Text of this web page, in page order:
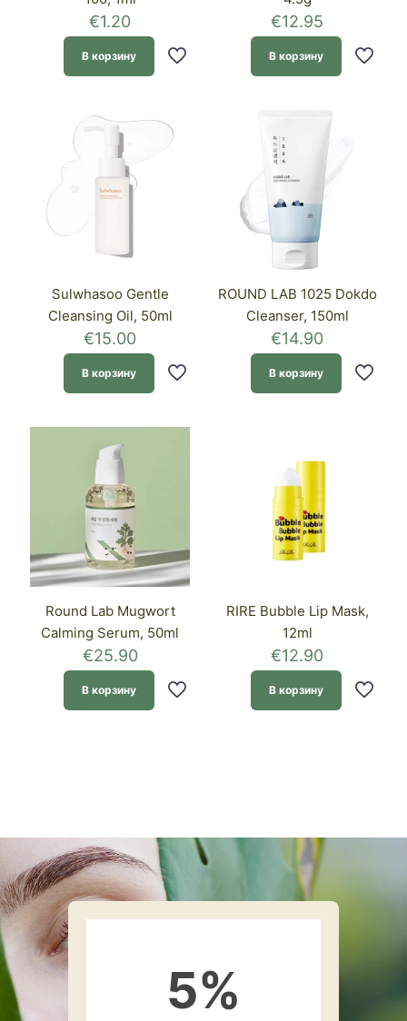
€1.20
В корзину
€12.95
В корзину
Sulwhasoo Gentle
Cleansing Oil, 50ml
€15.00
В корзину
ROUND LAB 1025 Dokdo
Cleanser, 150ml
€14.90
В корзину
Round Lab Mugwort
Calming Serum, 50ml
€25.90
В корзину
RIRE Bubble Lip Mask,
12ml
€12.90
В корзину
5%